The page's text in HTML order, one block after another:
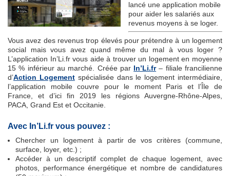
lancé une application mobile
pour aider les salariés aux
revenus moyens à se loger.
Vous avez des revenus trop élevés pour prétendre à un logement
social mais vous avez quand même du mal à vous loger ?
L’application In’Li.fr vous aide à trouver un logement en moyenne
15 % inférieur au marché. Créée par In’Li.fr– filiale francilienne
d’Action Logementspécialisée dans le logement intermédiaire,
l’application mobile couvre pour le moment Paris et l’Île de
France, et d’ici fin 2019 les régions Auvergne-Rhône-Alpes,
PACA, Grand Est et Occitanie.
Avec In’Li.fr vous pouvez :
Chercher un logement à partir de vos critères (commune,
surface, loyer, etc.) ;
Accéder à un descriptif complet de chaque logement, avec
photos, performance énergétique et nombre de candidatures